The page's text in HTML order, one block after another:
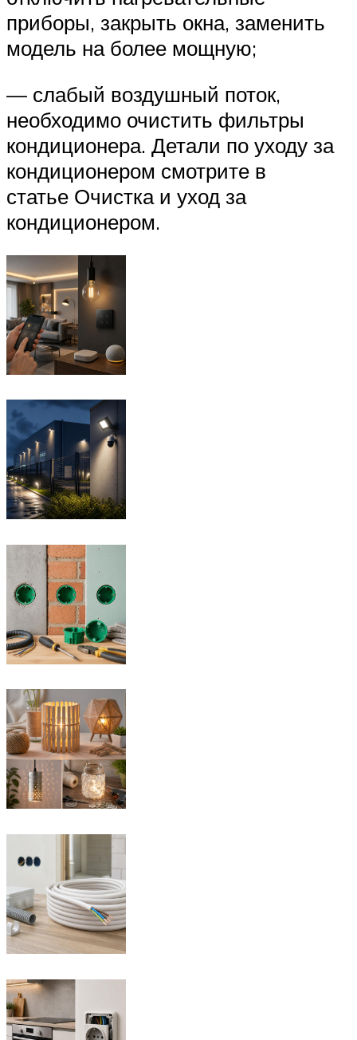
приборы, закрыть окна, заменить
модель на более мощную;
— слабый воздушный поток,
необходимо очистить фильтры
кондиционера. Детали по уходу за
кондиционером смотрите в
статье Очистка и уход за
кондиционером.